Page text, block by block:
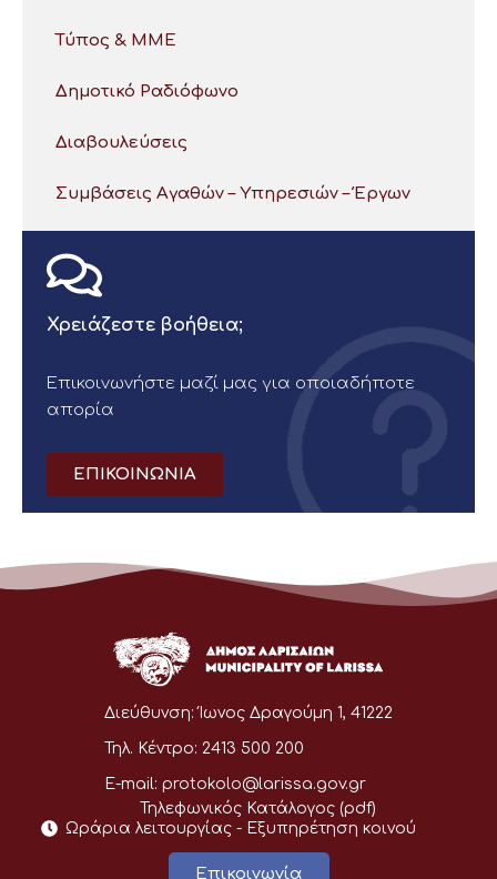
Τύπος & ΜΜΕ
Δημοτικό Ραδιόφωνο
Διαβουλεύσεις
Συμβάσεις Αγαθών – Υπηρεσιών – Έργων
Χρειάζεστε βοήθεια;
Επικοινωνήστε μαζί μας για οποιαδήποτε
απορία
ΕΠΙΚΟΙΝΩΝΙΑ
Διεύθυνση: Ίωνος Δραγούμη 1, 41222
Τηλ. Κέντρο: 2413 500 200
E-mail: protokolo@larissa.gov.gr
Τηλεφωνικός Κατάλογος (pdf)
Ωράρια λειτουργίας - Eξυπηρέτηση κοινού
Επικοινωνία